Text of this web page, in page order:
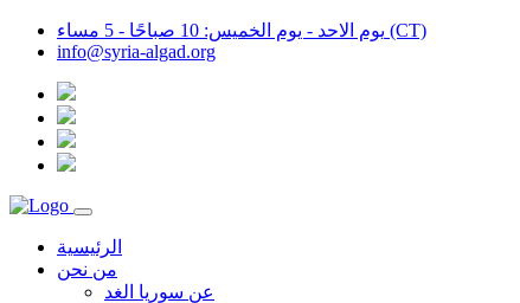
يوم الاحد - يوم الخميس: 10 صباحًا - 5 مساء (CT)
info@syria-algad.org
الرئيسية
من نحن
عن سوريا الغد